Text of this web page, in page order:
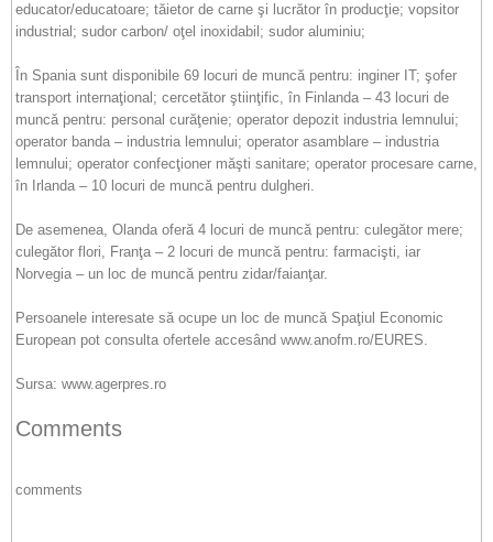
educator/educatoare; tăietor de carne şi lucrător în producţie; vopsitor
industrial; sudor carbon/ oţel inoxidabil; sudor aluminiu;
În Spania sunt disponibile 69 locuri de muncă pentru: inginer IT; şofer
transport internaţional; cercetător ştiinţific, în Finlanda – 43 locuri de
muncă pentru: personal curăţenie; operator depozit industria lemnului;
operator banda – industria lemnului; operator asamblare – industria
lemnului; operator confecţioner măşti sanitare; operator procesare carne,
în Irlanda – 10 locuri de muncă pentru dulgheri.
De asemenea, Olanda oferă 4 locuri de muncă pentru: culegător mere;
culegător flori, Franţa – 2 locuri de muncă pentru: farmacişti, iar
Norvegia – un loc de muncă pentru zidar/faianţar.
Persoanele interesate să ocupe un loc de muncă Spaţiul Economic
European pot consulta ofertele accesând www.anofm.ro/EURES.
Sursa: www.agerpres.ro
Comments
comments